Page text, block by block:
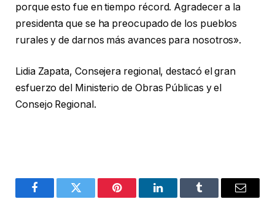
porque esto fue en tiempo récord. Agradecer a la
presidenta que se ha preocupado de los pueblos
rurales y de darnos más avances para nosotros».
Lidia Zapata, Consejera regional, destacó el gran
esfuerzo del Ministerio de Obras Públicas y el
Consejo Regional.
FacebookTwitter Pinterest LinkedInTumblr Email